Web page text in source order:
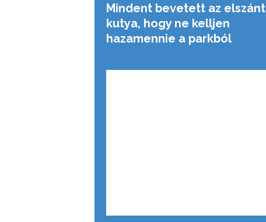
Mindent bevetett az elszánt
kutya, hogy ne kelljen
hazamennie a parkból